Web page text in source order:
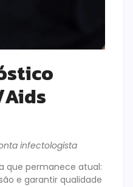
infectologista
que permanece atual:
e garantir qualidade